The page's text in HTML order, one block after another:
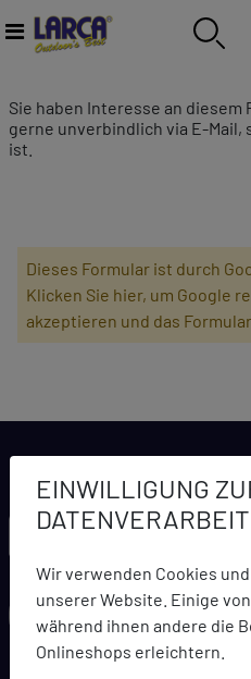
EINWILLIGUNG
Wir verwenden Cookies
unserer Website. Einige
während ihnen andere die
Onlineshops erleichtern.
Sie haben Interesse an
gerne unverbindlich via E-
ist.
Dieses Formular ist durch
Klicken Sie hier, um Google
akzeptieren und das Formular
LARCA